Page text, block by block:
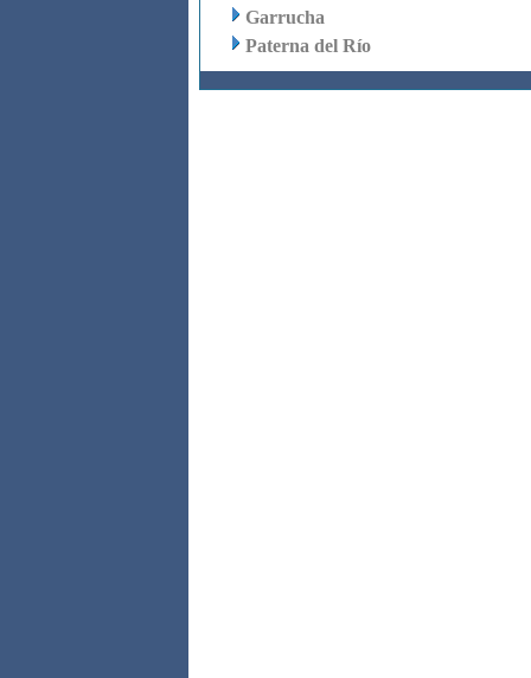
Garrucha
Paterna del Río